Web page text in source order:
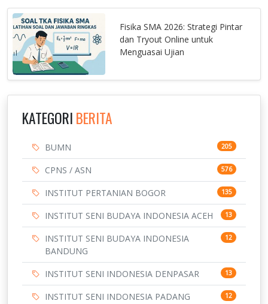
Fisika SMA 2026: Strategi Pintar
dan Tryout Online untuk
Menguasai Ujian
KATEGORI BERITA
BUMN 205
CPNS / ASN 576
INSTITUT PERTANIAN BOGOR 135
INSTITUT SENI BUDAYA INDONESIA ACEH 13
INSTITUT SENI BUDAYA INDONESIA
BANDUNG
12
INSTITUT SENI INDONESIA DENPASAR 13
INSTITUT SENI INDONESIA PADANG
12